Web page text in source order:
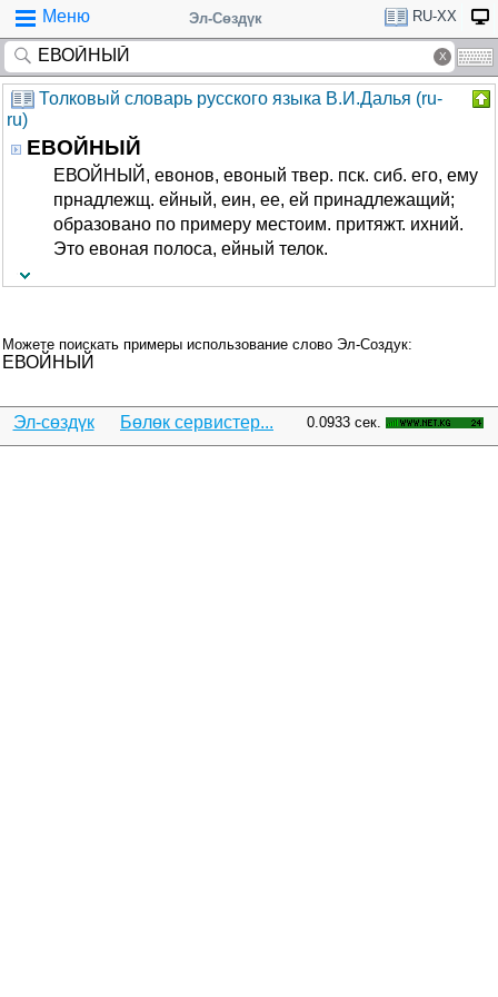
Меню Эл-Сөздүк RU-XX
Толковый словарь русского языка В.И.Далья (ru-
ru)
ЕВОЙНЫЙ
ЕВОЙНЫЙ, евонов, евоный твер. пск. сиб. его, ему
прнадлежщ. ейный, еин, ее, ей принадлежащий;
образовано по примеру местоим. притяжт. ихний.
Это евоная полоса, ейный телок.
Можете поискать примеры использование слово Эл-Создук:
ЕВОЙНЫЙ
Эл-сөздүк Бөлөк сервистер... 0.0933 сек.